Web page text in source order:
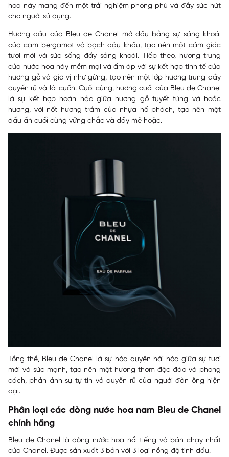
hoa này mang đến một trải nghiệm phong phú và đầy sức hút
cho người sử dụng.
Hương đầu của Bleu de Chanel mở đầu bằng sự sảng khoái
của cam bergamot và bạch đậu khấu, tạo nên một cảm giác
tươi mới và sức sống đầy sảng khoái. Tiếp theo, hương trung
của nước hoa này mềm mại và ấm áp với sự kết hợp tinh tế của
hương gỗ và gia vị như gừng, tạo nên một lớp hương trung đầy
quyến rũ và lôi cuốn. Cuối cùng, hương cuối của Bleu de Chanel
là sự kết hợp hoàn hảo giữa hương gỗ tuyết tùng và hoắc
hương, với nốt hương trầm của nhựa hổ phách, tạo nên một
dấu ấn cuối cùng vững chắc và đầy mê hoặc.
Tổng thể, Bleu de Chanel là sự hòa quyện hài hòa giữa sự tươi
mới và sức mạnh, tạo nên một hương thơm độc đáo và phong
cách, phản ánh sự tự tin và quyến rũ của người đàn ông hiện
đại.
Phân loại các dòng nước hoa nam Bleu de Chanel
chính hãng
Bleu de Chanel là dòng nước hoa nổi tiếng và bán chạy nhất
của Chanel. Được sản xuất 3 bản với 3 loại nồng độ tinh dầu.